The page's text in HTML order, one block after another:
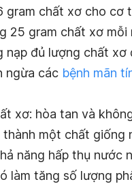
gram chất xơ cho cơ
25 gram chất xơ
nạp đủ lượng chất
ngừa các bệnh mãn
xơ: hòa tan và
một chất giống
năng hấp thụ nước
làm tăng số lượng